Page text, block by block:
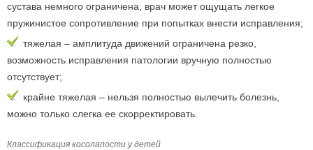
сустава немного ограничена, врач может ощущать легкое
пружинистое сопротивление при попытках внести исправления;
тяжелая – амплитуда движений ограничена резко,
возможность исправления патологии вручную полностью
отсутствует;
крайне тяжелая – нельзя полностью вылечить болезнь,
можно только слегка ее скорректировать.
Классификация косолапости у детей